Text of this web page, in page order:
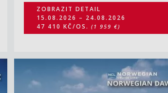
ZOBRAZIT DETAIL
15.08.2026 – 24.08.2026
47 410 KČ/OS. (1 959 €)
ZOBRAZIT DETAIL
16.08.2026 –